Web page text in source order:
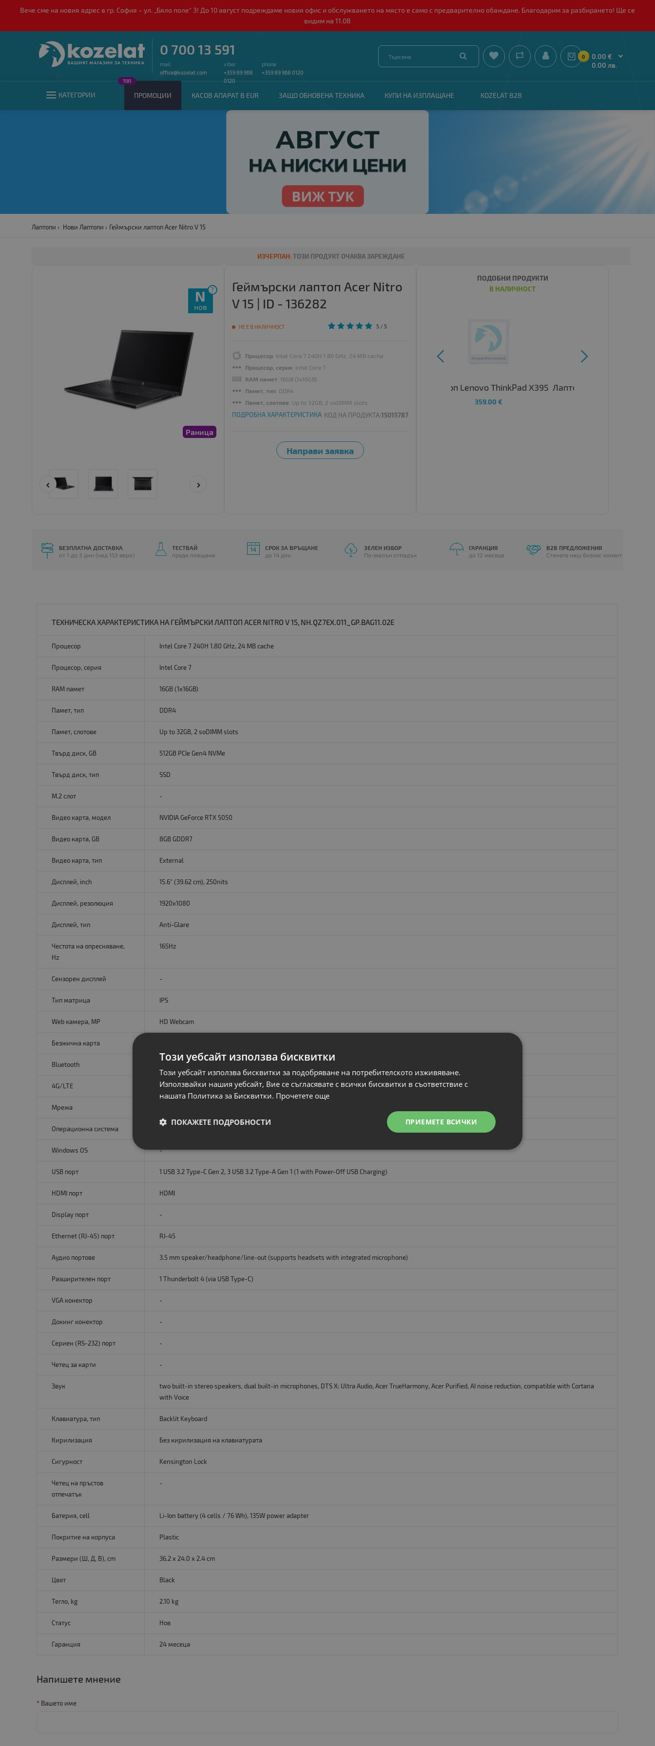
Вече сме на новия адрес в гр. София – ул. „Бяло поле“ 3! До 10 август подреждаме новия офис и обслужването на място е само с предварително обаждане. Благодарим за разбирането! Ще се
видим на 11.08
0 700 13 591
mail
office@kozelat.com
viber
+359 89 968
0120
phone
+359 89 968 0120
 0

0.00 €
0.00 лв.
КАТЕГОРИИ ПРОМОЦИИ
ТОП
КАСОВ АПАРАТ В EUR ЗАЩО ОБНОВЕНА ТЕХНИКА КУПИ НА ИЗПЛАЩАНЕ KOZELAT B2B
Лаптопи Нови Лаптопи Геймърски лаптоп Acer Nitro V 15
ИЗЧЕРПАН:ТОЗИ ПРОДУКТ ОЧАКВА ЗАРЕЖДАНЕ
Раница
?
N
нов
Геймърски лаптоп Acer Nitro
V 15 | ID - 136282
НЕ Е В НАЛИЧНОСТ 5 / 5
Процесор: Intel Core 7 240H 1.80 GHz, 24 MB cache
Процесор, серия: Intel Core 7
RAM памет: 16GB (1x16GB)
Памет, тип: DDR4
Памет, слотове: Up to 32GB, 2 soDIMM slots
ПОДРОБНА ХАРАКТЕРИСТИКА КОД НА ПРОДУКТА:15015787
ПОДОБНИ ПРОДУКТИ
В НАЛИЧНОСТ
Лаптоп Lenovo ThinkPad T14s
Gen 1 (AMD)
 
БЕЗПЛАТНА ДОСТАВКА
от 1 до 3 дни (над 153 евро)
ТЕСТВАЙ
преди плащане
СРОК ЗА ВРЪЩАНЕ
до 14 дни
ЗЕЛЕН ИЗБОР
По-малък отпадък
ГАРАНЦИЯ
до 12 месеца
B2B ПРЕДЛОЖЕНИЯ
Станете наш бизнес клиент
ТЕХНИЧЕСКА ХАРАКТЕРИСТИКА НА ГЕЙМЪРСКИ ЛАПТОП ACER NITRO V 15, NH.QZ7EX.011_GP.BAG11.02E
Процесор Intel Core 7 240H 1.80 GHz, 24 MB cache
Процесор, серия Intel Core 7
RAM памет 16GB (1x16GB)
Памет, тип DDR4
Памет, слотове Up to 32GB, 2 soDIMM slots
Твърд диск, GB 512GB PCIe Gen4 NVMe
Твърд диск, тип SSD
M.2 слот -
Видео карта, модел NVIDIA GeForce RTX 5050
Видео карта, GB 8GB GDDR7
Видео карта, тип Еxternal
Дисплей, inch 15.6" (39.62 cm), 250nits
Дисплей, резолюция 1920x1080
Дисплей, тип Anti-Glare
Честота на опресняване,
Hz
165Hz
Сензорен дисплей -
Тип матрица IPS
Web камера, MP HD Webcam
Безжична карта
Bluetooth Bluetooth 5.2
4G/LTE -
Мрежа
Операционна система
Windows OS -
USB порт 1 USB 3.2 Type-C Gen 2, 3 USB 3.2 Type-A Gen 1 (1 with Power-Off USB Charging)
HDMI порт HDMI
Display порт -
Ethernet (RJ-45) порт RJ-45
Аудио портове 3.5 mm speaker/headphone/line-out (supports headsets with integrated microphone)
Разширителен порт 1 Thunderbolt 4 (via USB Type-C)
VGA конектор -
Докинг конектор -
Сериен (RS-232) порт -
Четец за карти -
Звук
two built-in stereo speakers, dual built-in microphones, DTS X: Ultra Audio, Acer TrueHarmony, Acer Purified, AI noise reduction, compatible with Cortana
with Voice
Клавиатура, тип Backlit Keyboard
Кирилизация Без кирилизация на клавиатурата
Сигурност Kensington Lock
Четец на пръстов
отпечатък
-
Батерия, cell Li-Ion battery (4 cells / 76 Wh), 135W power adapter
Покритие на корпуса Plastic
Размери (Ш, Д, В), cm 36.2 x 24.0 x 2.4 cm
Цвят Black
Тегло, kg 2.10 kg
Статус Нов
Гаранция 24 месеца
Напишете мнение
Вашето име
Този уебсайт използва бисквитки
Този уебсайт използва бисквитки за подобряване на потребителското изживяване.
Използвайки нашия уебсайт, Вие се съгласявате с всички бисквитки в съответствие с
нашата Политика за Бисквитки. Прочетете още
ПРИЕМЕТЕ ВСИЧКИ
ПОКАЖЕТЕ ПОДРОБНОСТИ